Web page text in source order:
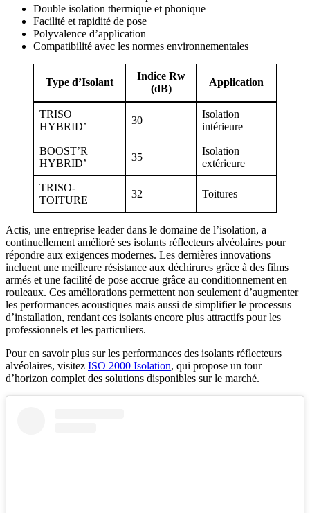
Double isolation thermique et phonique
Facilité et rapidité de pose
Polyvalence d’application
Compatibilité avec les normes environnementales
Type d’Isolant
Indice Rw
(dB)
Application
TRISO
HYBRID’
30
Isolation
intérieure
BOOST’R
HYBRID’
35
Isolation
extérieure
TRISO-
TOITURE
32 Toitures
Actis, une entreprise leader dans le domaine de l’isolation, a
continuellement amélioré ses isolants réflecteurs alvéolaires pour
répondre aux exigences modernes. Les dernières innovations
incluent une meilleure résistance aux déchirures grâce à des films
armés et une facilité de pose accrue grâce au conditionnement en
rouleaux. Ces améliorations permettent non seulement d’augmenter
les performances acoustiques mais aussi de simplifier le processus
d’installation, rendant ces isolants encore plus attractifs pour les
professionnels et les particuliers.
Pour en savoir plus sur les performances des isolants réflecteurs
alvéolaires, visitez ISO 2000 Isolation, qui propose un tour
d’horizon complet des solutions disponibles sur le marché.